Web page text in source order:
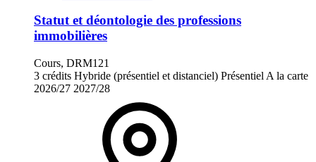
Statut et déontologie des professions
immobilières
Cours, DRM121
3 crédits Hybride (présentiel et distanciel) Présentiel A la carte
2026/27 2027/28